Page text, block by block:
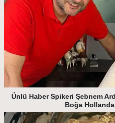
Ünlü Haber Spikeri Şebnem
Boğa